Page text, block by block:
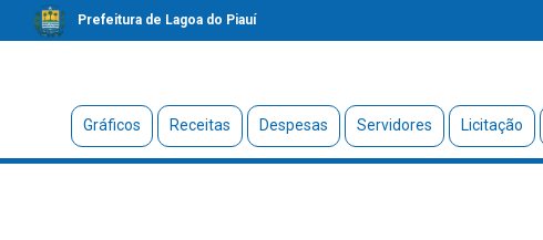
Prefeitura de Lagoa do Piauí
Gráficos Receitas Despesas Servidores Licitação